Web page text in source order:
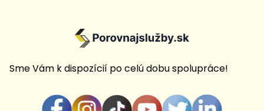
Sme Vám k dispozícií po celú dobu spolupráce!